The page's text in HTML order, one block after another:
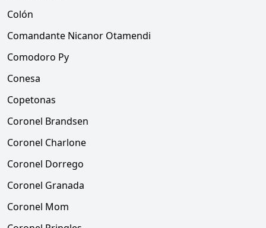
Colón
Comandante Nicanor Otamendi
Comodoro Py
Conesa
Copetonas
Coronel Brandsen
Coronel Charlone
Coronel Dorrego
Coronel Granada
Coronel Mom